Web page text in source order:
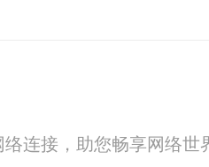
连接，助您畅享网络世